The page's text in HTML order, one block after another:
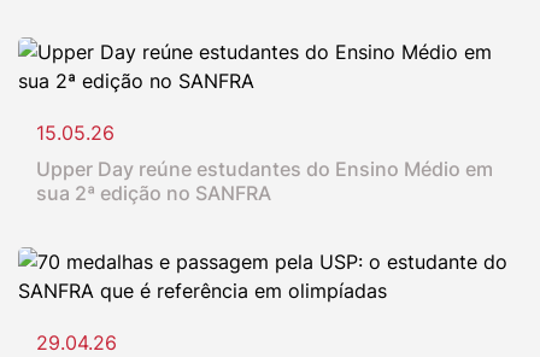
15.05.26
Upper Day reúne estudantes do Ensino Médio em
sua 2ª edição no SANFRA
29.04.26